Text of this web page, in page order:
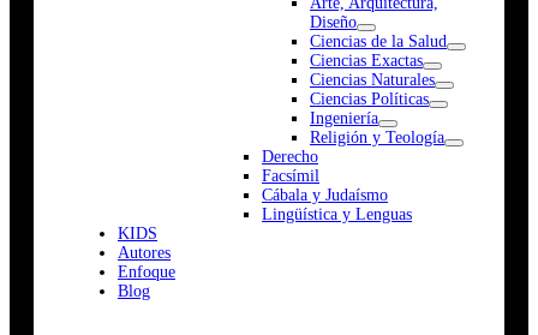
Diseño
Ciencias de la Salud
Ciencias Exactas
Ciencias Naturales
Ciencias Políticas
Ingeniería
Religión y Teología
Derecho
Facsímil
Cábala y Judaísmo
Lingüística y Lenguas
KIDS
Autores
Enfoque
Blog